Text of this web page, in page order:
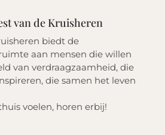
van de Kruisheren
biedt de
aan mensen die willen
van verdraagzaamheid, die
die samen het leven
voelen, horen erbij!